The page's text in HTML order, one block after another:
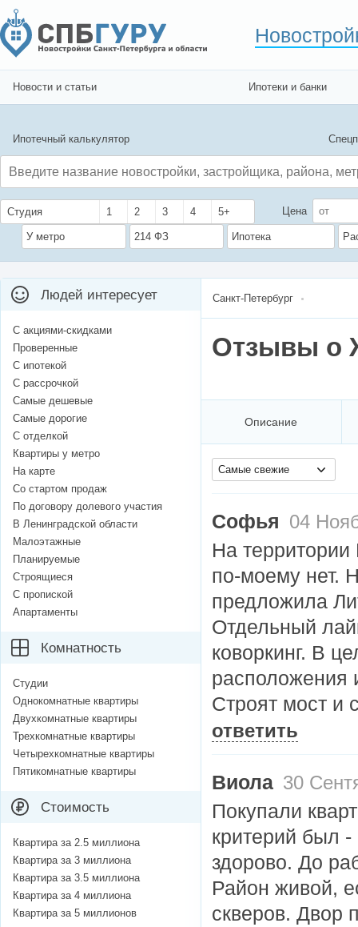
Новости и статьи Ипотеки и банки
Ипотечный калькулятор
Студия 1 2 3 4 5+ Цена
У метро 214 ФЗ Ипотека
Санкт-Петербург
Отзывы о
Описание
Самые свежие
Софья 04
На
по-моему нет.
предложила
Отдельный
коворкинг. В
расположения
Строят мост и
ответить
Виола 30
Покупали
критерий был -
здорово. До
Район живой,
скверов. Двор
Людей интересует
С акциями-скидками
Проверенные
С ипотекой
С рассрочкой
Самые дешевые
Самые дорогие
С отделкой
Квартиры у метро
На карте
Со стартом продаж
По договору долевого участия
В Ленинградской области
Малоэтажные
Планируемые
Строящиеся
С пропиской
Апартаменты
Комнатность
Студии
Однокомнатные квартиры
Двухкомнатные квартиры
Трехкомнатные квартиры
Четырехкомнатные квартиры
Пятикомнатные квартиры
Стоимость
Квартира за 2.5 миллиона
Квартира за 3 миллиона
Квартира за 3.5 миллиона
Квартира за 4 миллиона
Квартира за 5 миллионов